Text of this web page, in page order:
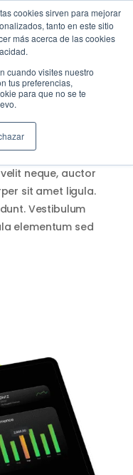
cookies sirven para mejorar
tanto en este sitio
más acerca de las cookies
cuando visites nuestro
tus preferencias,
para que no se te
Llamar
your
in, elementum
Vestibulum ante
neque, auctor
sit amet ligula.
Vestibulum
elementum sed